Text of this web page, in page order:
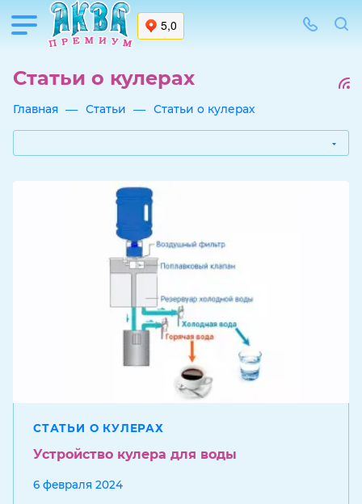
Статьи о кулерах
Главная — Статьи — Статьи о кулерах
СТАТЬИ О КУЛЕРАХ
6 февраля 2024
Устройство кулера для воды